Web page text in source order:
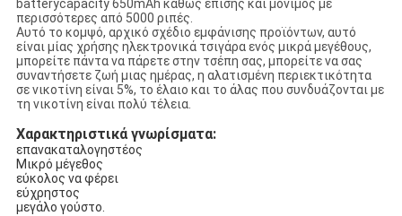
batterycapacity 650mAh καθώς επίσης και μόνιμος με
περισσότερες από 5000 ριπές.
Αυτό το κομψό, αρχικό σχέδιο εμφάνισης προϊόντων, αυτό
είναι μίας χρήσης ηλεκτρονικά τσιγάρα ενός μικρά μεγέθους,
μπορείτε πάντα να πάρετε στην τσέπη σας, μπορείτε να σας
συναντήσετε ζωή μιας ημέρας, η αλατισμένη περιεκτικότητα
σε νικοτίνη είναι 5%, το έλαιο και το άλας που συνδυάζονται με
τη νικοτίνη είναι πολύ τέλεια.
Χαρακτηριστικά γνωρίσματα:
επανακαταλογηστέος
Μικρό μέγεθος
εύκολος να φέρει
εύχρηστος
μεγάλο γούστο.